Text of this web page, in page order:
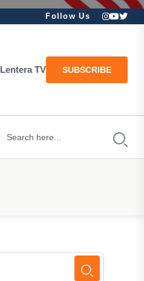
Follow Us
Lentera TV SUBSCRIBE